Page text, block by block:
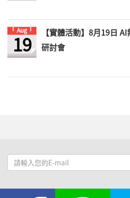
Aug
19
【實體活動】8月19日
研討會
請
輸